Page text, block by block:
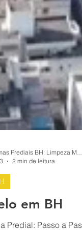
2 min de leitura